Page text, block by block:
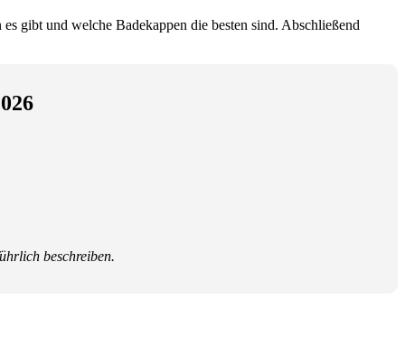
gibt und welche Badekappen die besten sind. Abschließend
beschreiben.